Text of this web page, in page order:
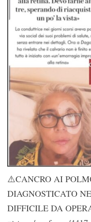
⚠️CANCRO AI
DIAGNOSTICATO
DIFFICILE DA